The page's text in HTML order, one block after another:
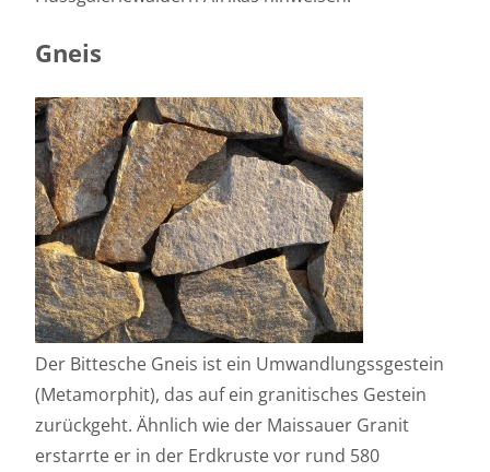
Gneis
Der Bittesche Gneis ist ein Umwandlungssgestein
(Metamorphit), das auf ein granitisches Gestein
zurückgeht. Ähnlich wie der Maissauer Granit
erstarrte er in der Erdkruste vor rund 580